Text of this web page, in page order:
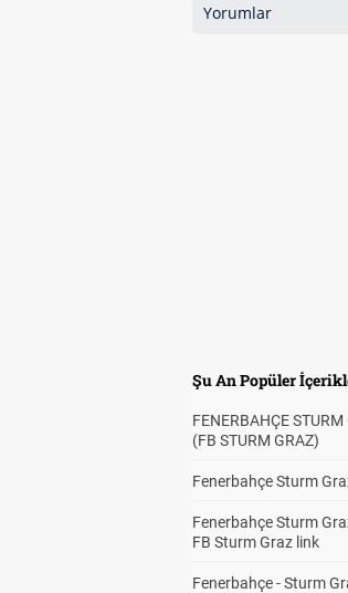
Yorumlar
Şu An Popüler
FENERBAHÇE
(FB STURM GRAZ)
Fenerbahçe Sturm
Fenerbahçe Sturm
FB Sturm Graz link
Fenerbahçe - Sturm